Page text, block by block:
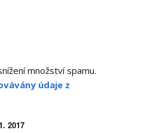
množství spamu.
údaje z
2017